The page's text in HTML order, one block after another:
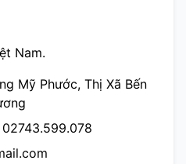
Nam.
Mỹ Phước, Thị Xã Bến